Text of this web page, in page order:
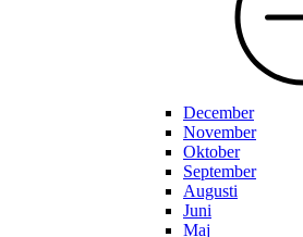
December
November
Oktober
September
Augusti
Juni
Maj